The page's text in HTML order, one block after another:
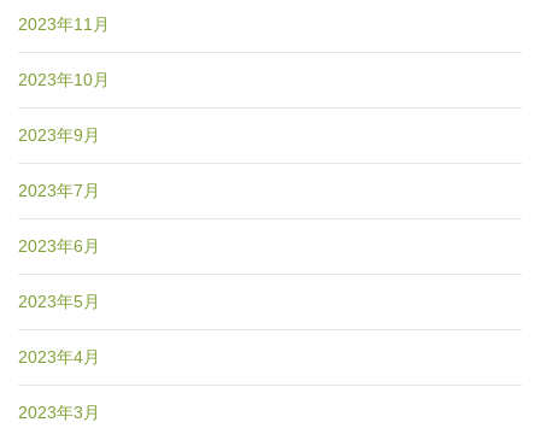
2023年11月
2023年10月
2023年9月
2023年7月
2023年6月
2023年5月
2023年4月
2023年3月